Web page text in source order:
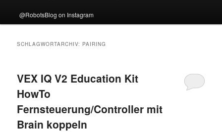
@RobotsBlog on Instagram
SCHLAGWORTARCHIV: PAIRING
VEX IQ V2 Education Kit
HowTo
Fernsteuerung/Controller mit
Brain koppeln